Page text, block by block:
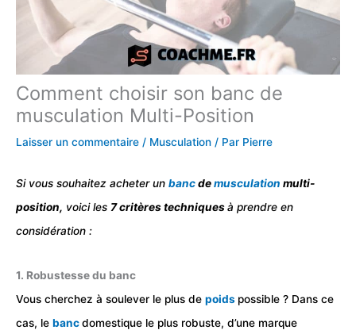
Comment choisir son banc de
musculation Multi-Position
Laisser un commentaire / Musculation / Par Pierre
Si vous souhaitez acheter un bancdemusculation multi-
position, voici les 7 critères techniquesà prendre en
considération :
1. Robustesse du banc
Vous cherchez à soulever le plus de poids possible ? Dans ce
cas, le bancdomestique le plus robuste, d’une marque